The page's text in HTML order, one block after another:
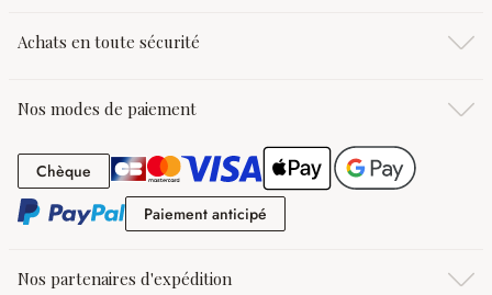
Achats en toute sécurité
Nos modes de paiement
Chèque Chèque
Paiement anticipé
Nos partenaires d'expédition